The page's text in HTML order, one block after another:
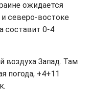
ожидается
и северо-востоке
составит 0-4
воздуха Запад. Там
погода, +4+11